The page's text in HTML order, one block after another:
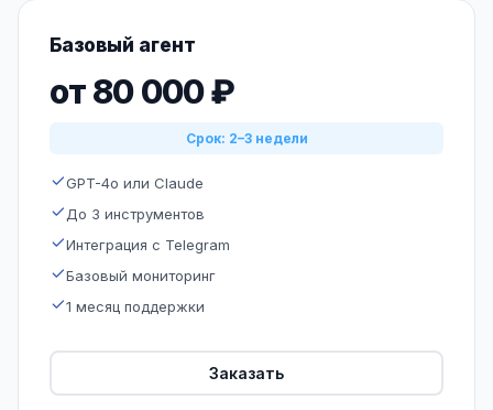
Базовый агент
от 80 000 ₽
Срок: 2–3 недели
GPT-4o или Claude
До 3 инструментов
Интеграция с Telegram
Базовый мониторинг
1 месяц поддержки
Заказать